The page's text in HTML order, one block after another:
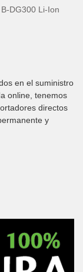
DG300 Li-Ion
en el suministro
online, tenemos
directos
y